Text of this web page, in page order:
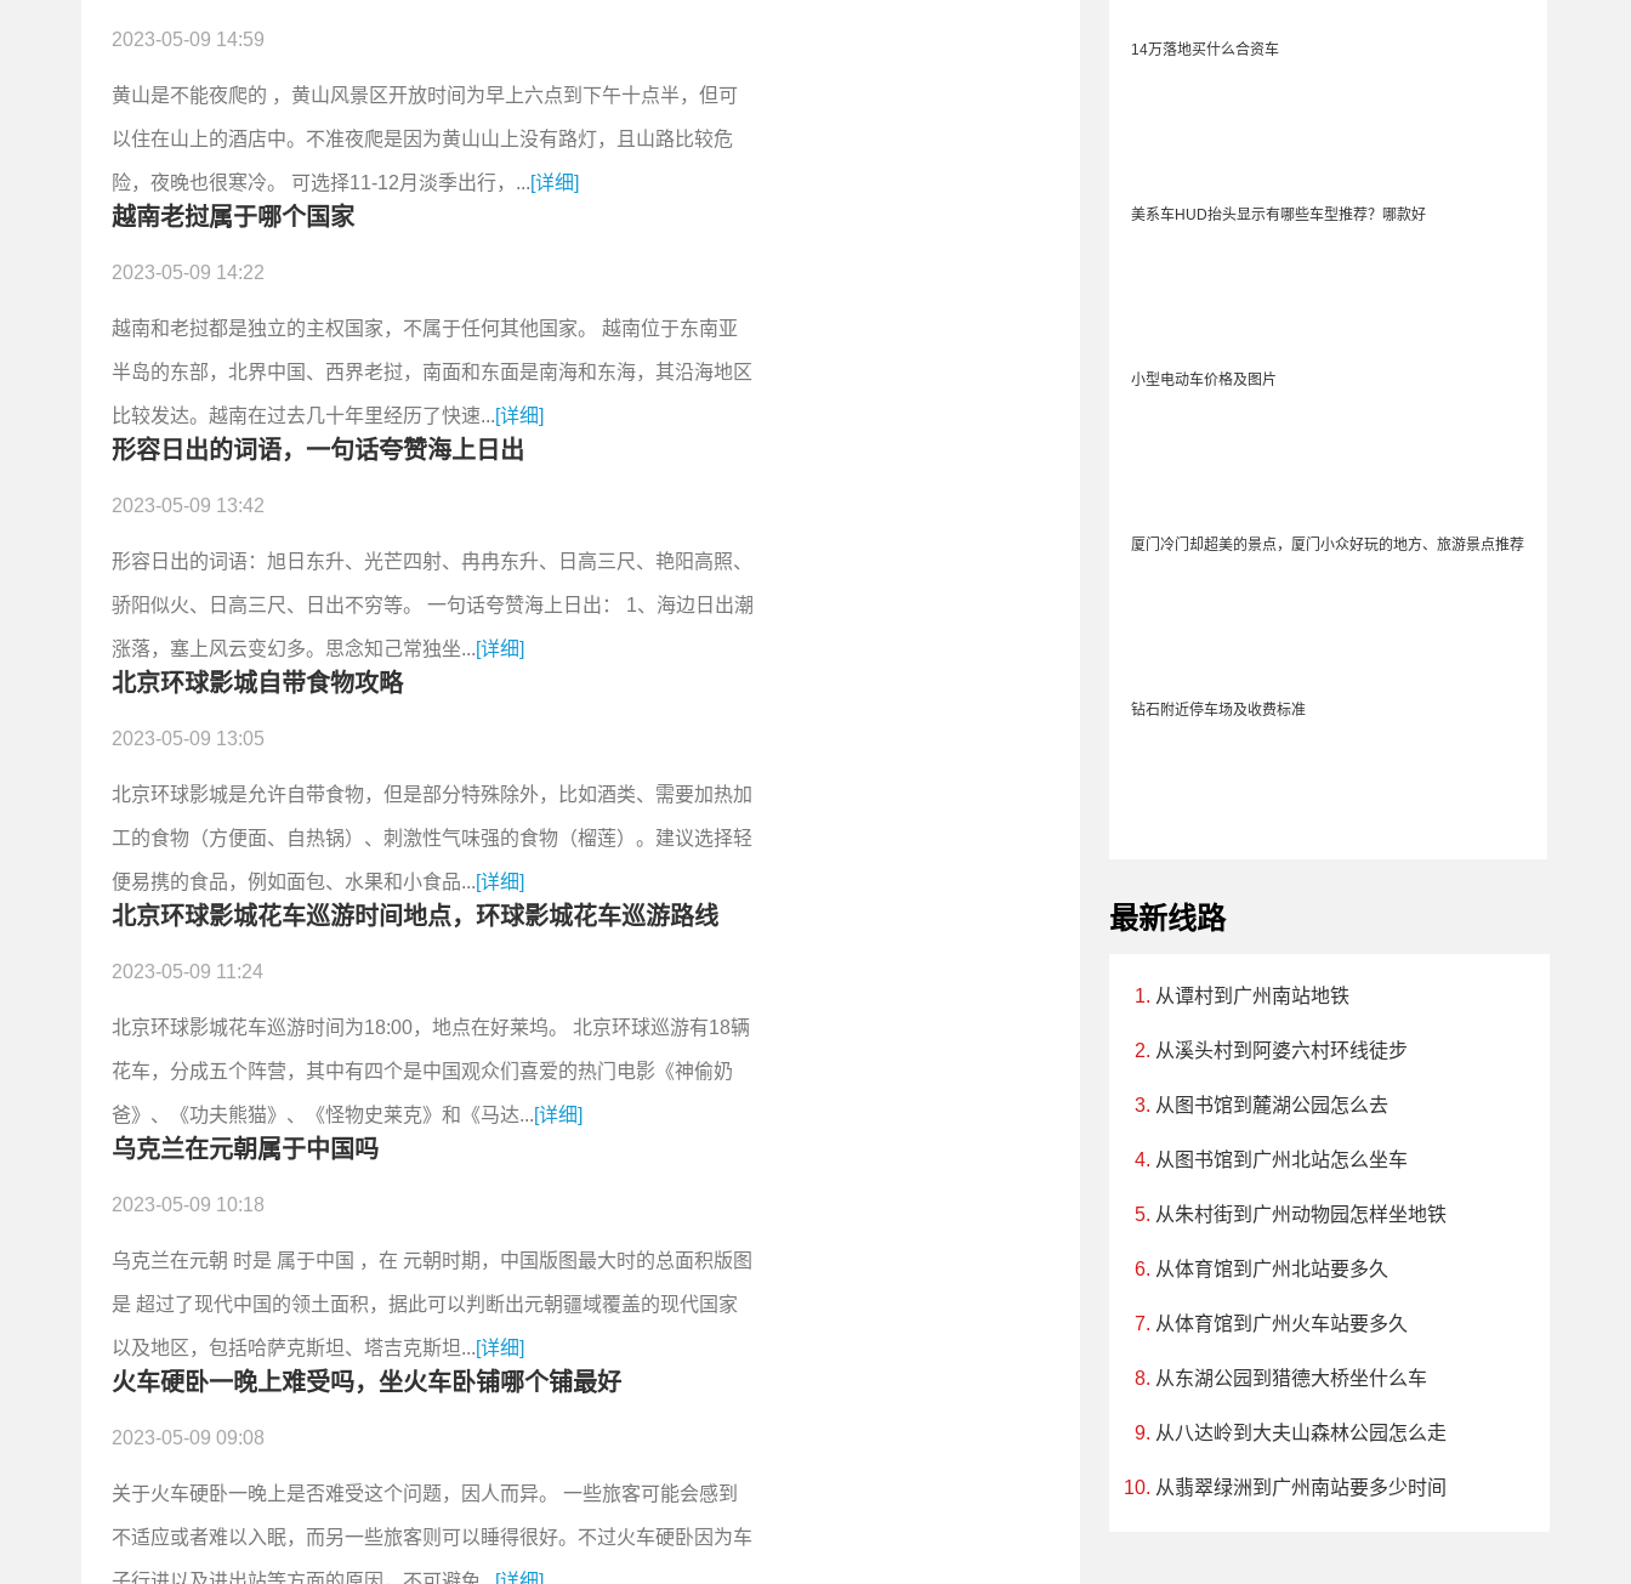
2023-05-09 14:59
黄山是不能夜爬的 ，黄山风景区开放时间为早上六点到下午十点半，但可
以住在山上的酒店中。不准夜爬是因为黄山山上没有路灯，且山路比较危
险，夜晚也很寒冷。 可选择11-12月淡季出行，...[详细]
越南老挝属于哪个国家
2023-05-09 14:22
越南和老挝都是独立的主权国家，不属于任何其他国家。 越南位于东南亚
半岛的东部，北界中国、西界老挝，南面和东面是南海和东海，其沿海地区
比较发达。越南在过去几十年里经历了快速...[详细]
形容日出的词语，一句话夸赞海上日出
2023-05-09 13:42
形容日出的词语：旭日东升、光芒四射、冉冉东升、日高三尺、艳阳高照、
骄阳似火、日高三尺、日出不穷等。 一句话夸赞海上日出： 1、海边日出潮
涨落，塞上风云变幻多。思念知己常独坐...[详细]
北京环球影城自带食物攻略
2023-05-09 13:05
北京环球影城是允许自带食物，但是部分特殊除外，比如酒类、需要加热加
工的食物（方便面、自热锅）、刺激性气味强的食物（榴莲）。建议选择轻
便易携的食品，例如面包、水果和小食品...[详细]
北京环球影城花车巡游时间地点，环球影城花车巡游路线
2023-05-09 11:24
北京环球影城花车巡游时间为18:00，地点在好莱坞。 北京环球巡游有18辆
花车，分成五个阵营，其中有四个是中国观众们喜爱的热门电影《神偷奶
爸》、《功夫熊猫》、《怪物史莱克》和《马达...[详细]
乌克兰在元朝属于中国吗
2023-05-09 10:18
乌克兰在元朝 时是 属于中国 ，在 元朝时期，中国版图最大时的总面积版图
是 超过了现代中国的领土面积，据此可以判断出元朝疆域覆盖的现代国家
以及地区，包括哈萨克斯坦、塔吉克斯坦...[详细]
火车硬卧一晚上难受吗，坐火车卧铺哪个铺最好
2023-05-09 09:08
关于火车硬卧一晚上是否难受这个问题，因人而异。 一些旅客可能会感到
不适应或者难以入眠，而另一些旅客则可以睡得很好。不过火车硬卧因为车
14万落地买什么合资车
美系车HUD抬头显示有哪些车型推荐？哪款好
小型电动车价格及图片
厦门冷门却超美的景点，厦门小众好玩的地方、旅游景点推荐
钻石附近停车场及收费标准
最新线路
从谭村到广州南站地铁
从溪头村到阿婆六村环线徒步
从图书馆到麓湖公园怎么去
从图书馆到广州北站怎么坐车
从朱村街到广州动物园怎样坐地铁
从体育馆到广州北站要多久
从体育馆到广州火车站要多久
从东湖公园到猎德大桥坐什么车
从八达岭到大夫山森林公园怎么走
从翡翠绿洲到广州南站要多少时间